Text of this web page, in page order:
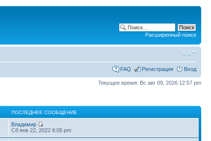
Расширенный поиск
FAQ Регистрация Вход
Текущее время: Вс авг 09, 2026 12:57 pm
ПОСЛЕДНЕЕ СООБЩЕНИЕ
Владимир
Сб янв 22, 2022 8:05 pm